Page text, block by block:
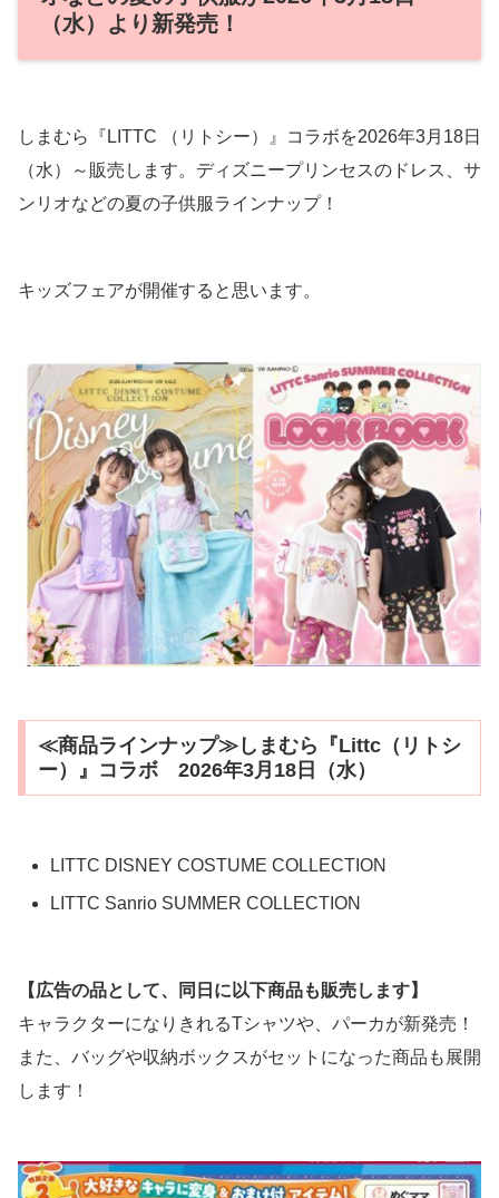
（水）より新発売！
しまむら『LITTC （リトシー）』コラボを2026年3月18日
（水）～販売します。ディズニープリンセスのドレス、サ
ンリオなどの夏の子供服ラインナップ！
キッズフェアが開催すると思います。
≪商品ラインナップ≫しまむら『Littc（リトシ
ー）』コラボ 2026年3月18日（水）
LITTC DISNEY COSTUME COLLECTION
LITTC Sanrio SUMMER COLLECTION
【広告の品として、同日に以下商品も販売します】
キャラクターになりきれるTシャツや、パーカが新発売！
また、バッグや収納ボックスがセットになった商品も展開
します！